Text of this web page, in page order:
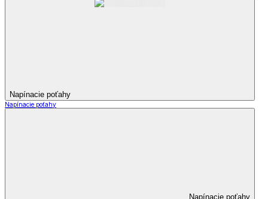
Napínacie poťahy
Napínacie poťahy
Napínacie poťahy